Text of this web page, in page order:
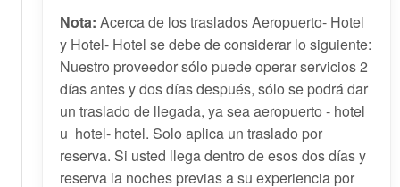
Nota: Acerca de los traslados Aeropuerto- Hotel
y Hotel- Hotel se debe de considerar lo siguiente:
Nuestro proveedor sólo puede operar servicios 2
días antes y dos días después, sólo se podrá dar
un traslado de llegada, ya sea aeropuerto - hotel
u hotel- hotel. Solo aplica un traslado por
reserva. Si usted llega dentro de esos dos días y
reserva la noches previas a su experiencia por